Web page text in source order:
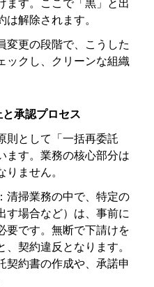
ます。ここで「黒」と出
解除されます。
変更の段階で、こうした
ックし、クリーンな組織
承認プロセス
則として「一括再委託
ます。業務の核心部分は
りません。
清掃業務の中で、特定の
す場合など）は、事前に
要です。無断で下請けを
契約違反となります。
契約書の作成や、承諾申